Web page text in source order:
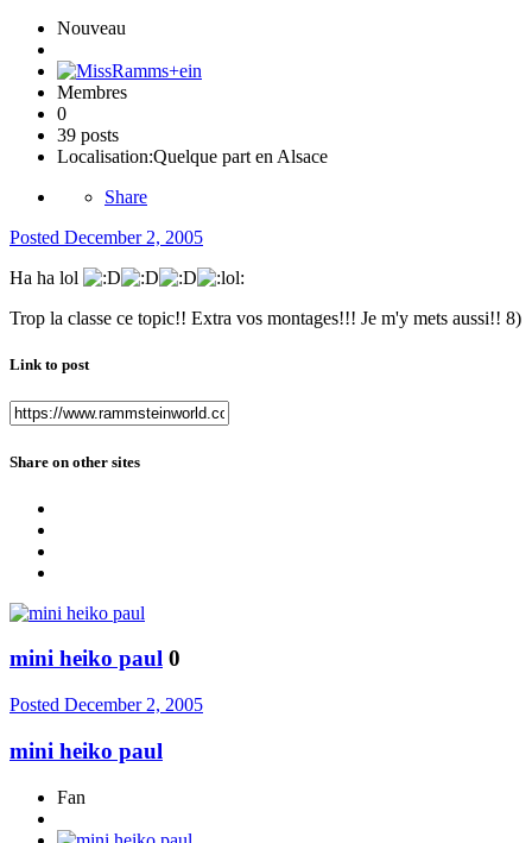
Nouveau
Membres
0
39 posts
Localisation:Quelque part en Alsace
Share
Posted December 2, 2005
Ha ha lol
Trop la classe ce topic!! Extra vos montages!!! Je m'y mets aussi!! 8)
Link to post
Share on other sites
mini heiko paul 0
Posted December 2, 2005
mini heiko paul
Fan